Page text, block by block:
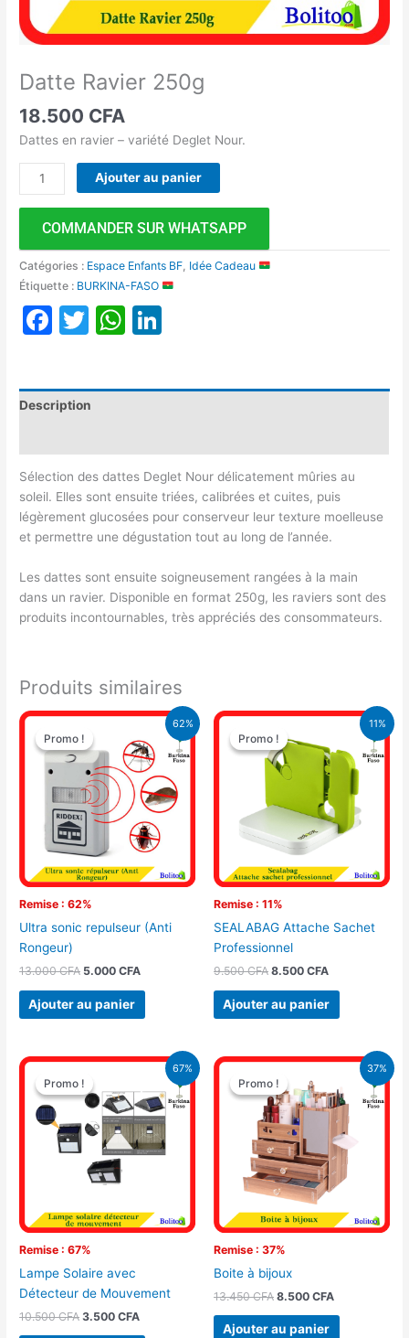
Datte Ravier 250g
18.500 CFA
Dattes en ravier – variété Deglet Nour.
Ajouter au panier
COMMANDER SUR WHATSAPP
Catégories : Espace Enfants BF Idée Cadeau
Étiquette : BURKINA-FASO
Facebook
TwitterWhatsApp
Description
Sélection des dattes Deglet Nour délicatement mûries au
soleil. Elles sont ensuite triées, calibrées et cuites, puis
légèrement glucosées pour conserveur leur texture moelleuse
et permettre une dégustation tout au long de l’année.
Les dattes sont ensuite soigneusement rangées à la main
dans un ravier. Disponible en format 250g, les raviers sont des
produits incontournables, très appréciés des consommateurs.
Produits similaires
62%
Promo !
Remise : 62%
Promo !
Ultra sonic repulseur (Anti
Rongeur)
13.000CFA
Le
prix
initial
était :
13.000 CFA.
5.000CFA
Le
actuel
est :
5.000 CFA.
Ajouter au panier
11%
Promo !
Remise : 11%
Promo !
SEALABAG Attache Sachet
Professionnel
9.500CFA
Le
prix
initial
était :
9.500 CFA.
8.500 CFA
Le
actuel
est :
8.500 CFA.
Ajouter au panier
67%
Promo !
Remise : 67%
Promo !
Lampe Solaire avec
Détecteur de Mouvement
10.500CFA
Le
prix
initial
était :
10.500 CFA.
3.500CFA
Le
actuel
est :
3.500 CFA.
37%
Promo !
Remise : 37%
Promo !
Boite à bijoux
13.450CFA
Le
prix
initial
était :
13.450 CFA.
8.500 CFA
Le
actuel
est :
8.500 CFA.
Ajouter au panier